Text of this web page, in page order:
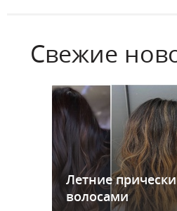
Свежие
Летние
волосами